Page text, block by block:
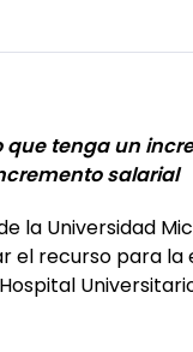
que tenga un
salarial
la Universidad
el recurso para la